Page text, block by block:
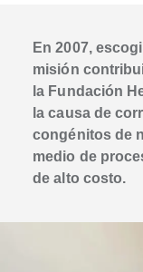
En 2007,
misión
la Fundación
la causa de
congénitos de
medio de
de alto costo.